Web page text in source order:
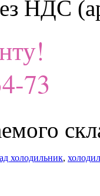
НДС
73
холодильник,